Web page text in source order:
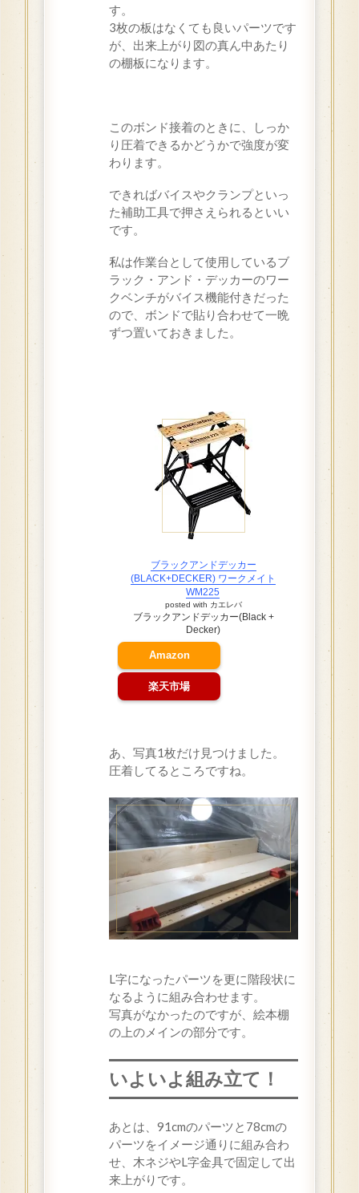
す。
3枚の板はなくても良いパーツです
が、出来上がり図の真ん中あたり
の棚板になります。
このボンド接着のときに、しっか
り圧着できるかどうかで強度が変
わります。
できればバイスやクランプといっ
た補助工具で押さえられるといい
です。
私は作業台として使用しているブ
ラック・アンド・デッカーのワー
クベンチがバイス機能付きだった
ので、ボンドで貼り合わせて一晩
ずつ置いておきました。
ブラックアンドデッカー
(BLACK+DECKER) ワークメイト
WM225
posted with カエレバ
ブラックアンドデッカー(Black +
Decker)
Amazon
楽天市場
あ、写真1枚だけ見つけました。
圧着してるところですね。
L字になったパーツを更に階段状に
なるように組み合わせます。
写真がなかったのですが、絵本棚
の上のメインの部分です。
いよいよ組み立て！
あとは、91cmのパーツと78cmの
パーツをイメージ通りに組み合わ
せ、木ネジやL字金具で固定して出
来上がりです。